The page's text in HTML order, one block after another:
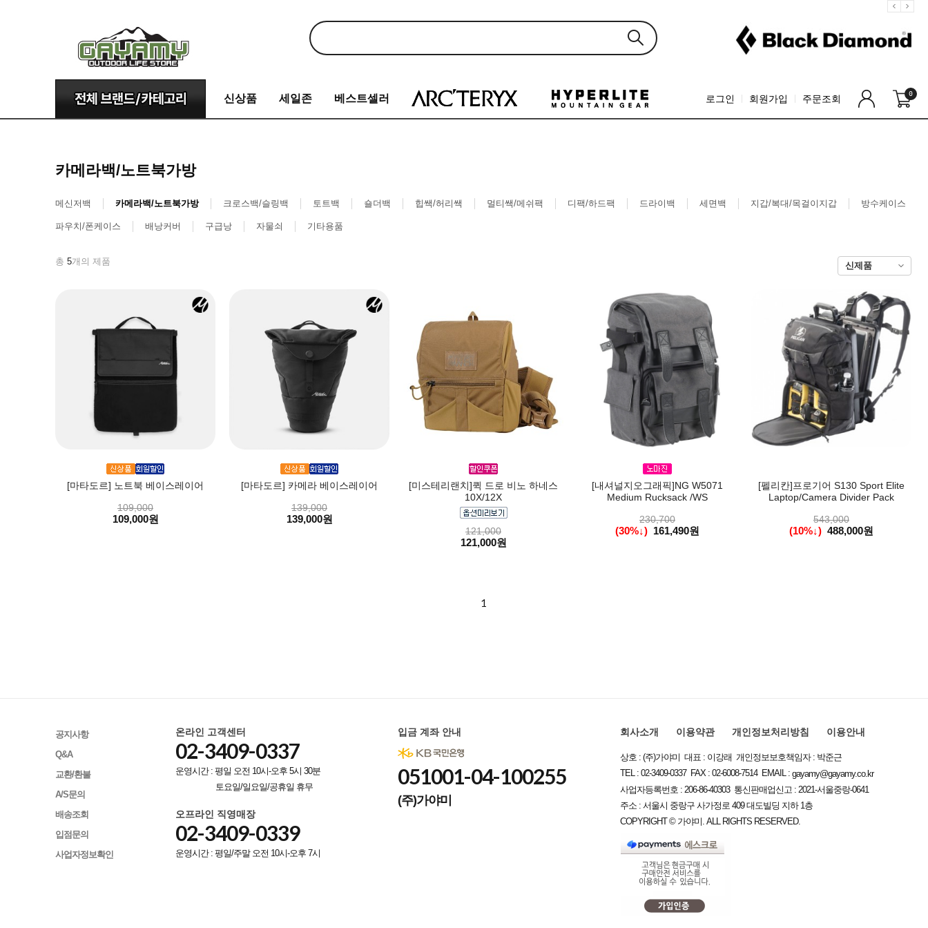
신상품 세일존 베스트셀러 로그인 회원가입 주문조회 0
카메라백/노트북가방
메신저백 카메라백/노트북가방 크로스백/슬링백 토트백 숄더백 힙쌕/허리쌕 멀티쌕/메쉬팩 디팩/하드팩 드라이백 세면백 지갑/복대/목걸이지갑 방수케이스
파우치/폰케이스 배낭커버 구급낭 자물쇠 기타용품
총 5개의 제품
[마타도르] 노트북 베이스레이어
109,000
109,000원
[마타도르] 카메라 베이스레이어
139,000
139,000원
[미스테리랜치]퀵 드로 비노 하네스
10X/12X
121,000
121,000원
[내셔널지오그래픽]NG W5071
Medium Rucksack /WS
230,700
(30%↓) 161,490원
[펠리칸]프로기어 S130 Sport Elite
Laptop/Camera Divider Pack
543,000
(10%↓) 488,000원
1
공지사항
Q&A
교환/환불
A/S문의
배송조회
입점문의
사업자정보확인
온라인 고객센터
02-3409-0337
운영시간 : 평일 오전 10시-오후 5시 30분
토요일/일요일/공휴일 휴무
오프라인 직영매장
02-3409-0339
운영시간 : 평일/주말 오전 10시-오후 7시
입금 계좌 안내
051001-04-100255
(주)가야미
회사소개 이용약관 개인정보처리방침 이용안내
상호 : (주)가야미 대표 : 이강래 개인정보보호책임자 : 박준근
TEL : 02-3409-0337 FAX : 02-6008-7514 EMAIL :gayamy@gayamy.co.kr
사업자등록번호 : 206-86-40303 통신판매업신고 : 2021-서울중랑-0641
주소 : 서울시 중랑구 사가정로 409 대도빌딩 지하 1층
COPYRIGHT © 가야미. ALL RIGHTS RESERVED.